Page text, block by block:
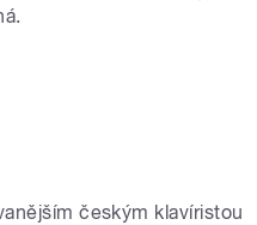
českým klavíristou